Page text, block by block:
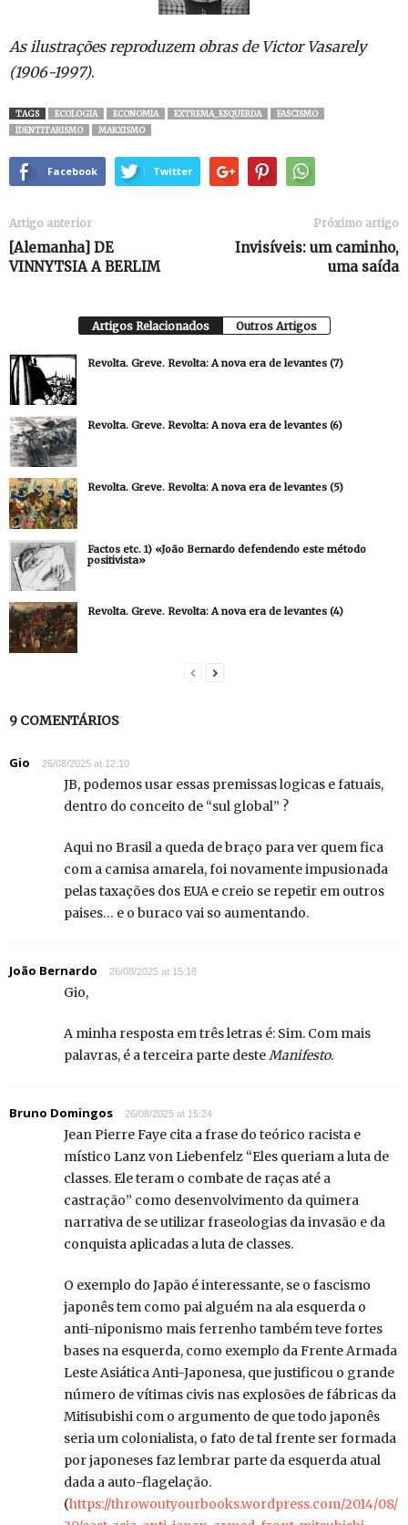
As ilustrações reproduzem obras de Victor Vasarely
(1906-1997).
TAGS ECOLOGIA ECONOMIA EXTREMA_ESQUERDA
FASCISMO
IDENTITARISMO
MARXISMO
Facebook Twitter
Artigo anterior
[Alemanha] DE
VINNYTSIA A BERLIM
Próximo artigo
Invisíveis: um caminho,
uma saída
Artigos Relacionados Outros Artigos
Revolta. Greve. Revolta: A nova era de levantes (7)
Revolta. Greve. Revolta: A nova era de levantes (6)
Revolta. Greve. Revolta: A nova era de levantes (5)
Factos etc. 1) «João Bernardo defendendo este método
positivista»
Revolta. Greve. Revolta: A nova era de levantes (4)
9 COMENTÁRIOS
Gio 26/08/2025 at 12:10
JB, podemos usar essas premissas logicas e fatuais,
dentro do conceito de “sul global” ?
Aqui no Brasil a queda de braço para ver quem fica
com a camisa amarela, foi novamente impusionada
pelas taxações dos EUA e creio se repetir em outros
paises… e o buraco vai so aumentando.
João Bernardo 26/08/2025 at 15:18
Gio,
A minha resposta em três letras é: Sim. Com mais
palavras, é a terceira parte desteManifesto.
Bruno Domingos 26/08/2025 at 15:24
Jean Pierre Faye cita a frase do teórico racista e
místico Lanz von Liebenfelz “Eles queriam a luta de
classes. Ele teram o combate de raças até a
castração” como desenvolvimento da quimera
narrativa de se utilizar fraseologias da invasão e da
conquista aplicadas a luta de classes.
O exemplo do Japão é interessante, se o fascismo
japonês tem como pai alguém na ala esquerda o
anti-niponismo mais ferrenho também teve fortes
bases na esquerda, como exemplo da Frente Armada
Leste Asiática Anti-Japonesa, que justificou o grande
número de vítimas civis nas explosões de fábricas da
Mitisubishi com o argumento de que todo japonês
seria um colonialista, o fato de tal frente ser formada
por japoneses faz lembrar parte da esquerda atual
dada a auto-flagelação.
(https://throwoutyourbooks.wordpress.com/2014/08/